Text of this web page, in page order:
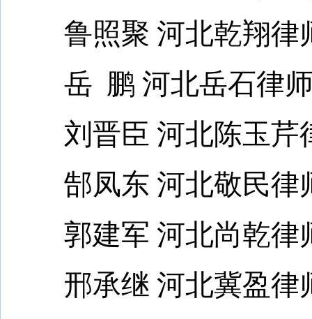
鲁照聚 河北乾翔律
岳 鹏 河北岳石律师
刘晋臣 河北陈玉芹
郜凤东 河北敬民律
郭建军 河北尚乾律
邢承继 河北冀盈律